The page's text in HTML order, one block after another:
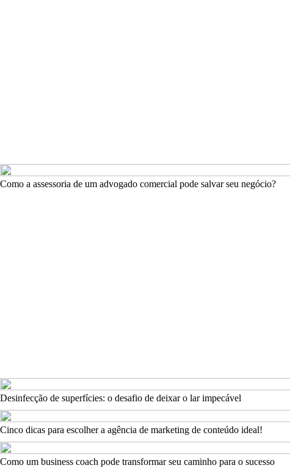
Como a assessoria de um advogado comercial pode salvar seu negócio?
Desinfecção de superfícies: o desafio de deixar o lar impecável
Cinco dicas para escolher a agência de marketing de conteúdo ideal!
Como um business coach pode transformar seu caminho para o sucesso